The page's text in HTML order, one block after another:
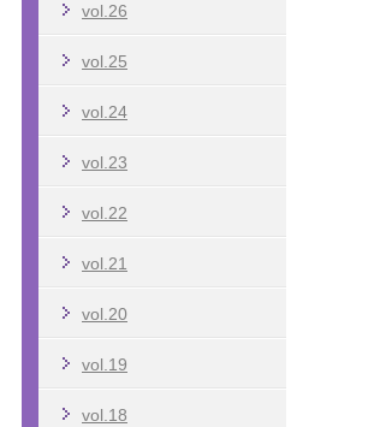
vol.26
vol.25
vol.24
vol.23
vol.22
vol.21
vol.20
vol.19
vol.18